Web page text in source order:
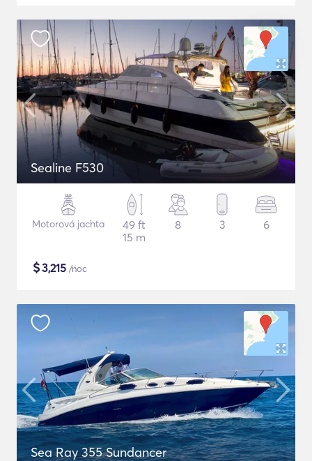
Sealine F530
Motorová jachta
49 ft
15 m
8 3 6
$3,215 /noc
Sea Ray 355 Sundancer